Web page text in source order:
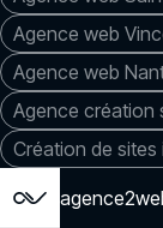
Agence web
Agence web
Agence création
Création de sites